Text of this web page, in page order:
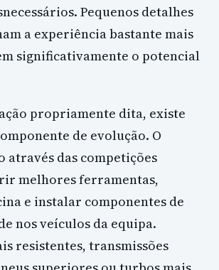
Pequenos detalhes
a experiência bastante mais
significativamente o potencial
propriamente dita, existe
de evolução. O
através das competições
melhores ferramentas,
e instalar componentes de
nos veículos da equipa.
resistentes, transmissões